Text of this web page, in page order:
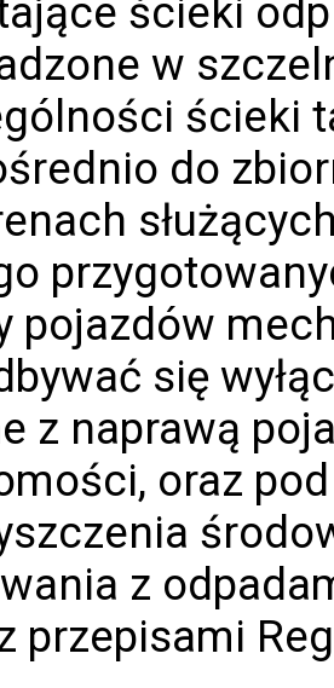
ścieki
w
ścieki
do
pojazdów
się
z naprawą
oraz
z
przepisami